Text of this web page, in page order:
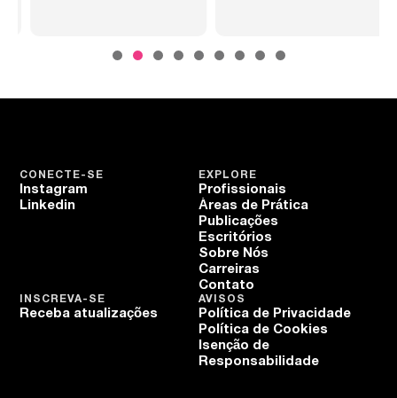
EXPLORE
Profissionais
Áreas de Prática
Publicações
Escritórios
Sobre Nós
Carreiras
Contato
CONECTE-SE
Instagram
Linkedin
AVISOS
Política de Privacidade
Política de Cookies
Isenção de
Responsabilidade
INSCREVA-SE
Receba atualizações